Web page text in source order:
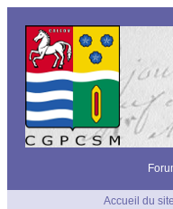
Accueil du site